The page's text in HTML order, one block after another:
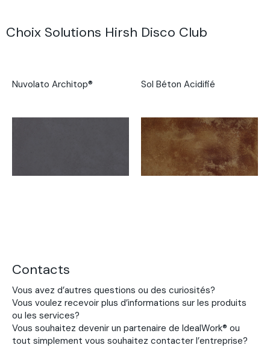
Choix Solutions Hirsh Disco Club
Nuvolato Architop® Sol Béton Acidifié
Contacts
Vous avez d’autres questions ou des curiosités?
Vous voulez recevoir plus d’informations sur les produits
ou les services?
Vous souhaitez devenir un partenaire de IdealWork® ou
tout simplement vous souhaitez contacter l’entreprise?